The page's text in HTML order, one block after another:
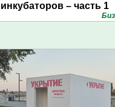
инкубаторов – часть 1